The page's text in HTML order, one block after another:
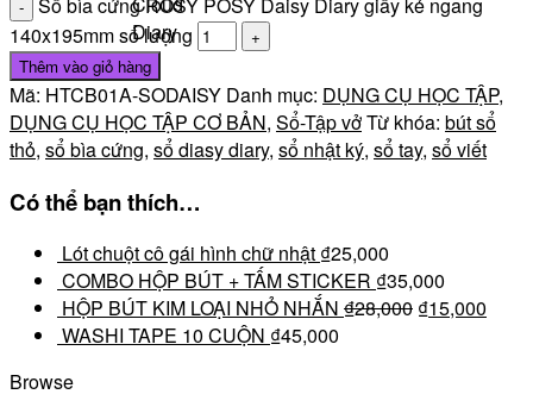
Diary
140x195mm số lượng
Thêm vào giỏ hàng
Mã: HTCB01A-SODAISY Danh mục: DỤNG CỤ HỌC TẬP,
DỤNG CỤ HỌC TẬP CƠ BẢN, Sổ-Tập vởTừ khóa: bút sổ
thỏ, sổ bìa cứng, sổ diasy diary, sổ nhật ký, sổ tay, sổ viết
Có thể bạn thích…
Lót chuột cô gái hình chữ nhật ₫25,000
COMBO HỘP BÚT + TẤM STICKER ₫35,000
HỘP BÚT KIM LOẠI NHỎ NHẮN ₫28,000 ₫15,000
WASHI TAPE 10 CUỘN ₫45,000
Browse